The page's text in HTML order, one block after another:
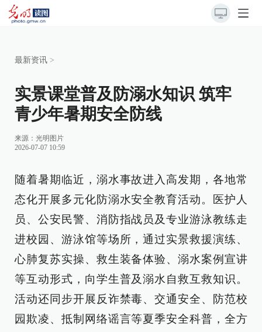
最新资讯 >
实景课堂普及防溺水知识 筑牢
青少年暑期安全防线
来源： 光明图片
2026-07-07 10:59
随着暑期临近，溺水事故进入高发期，各地常
态化开展多元化防溺水安全教育活动。医护人
员、公安民警、消防指战员及专业游泳教练走
进校园、游泳馆等场所，通过实景救援演练、
心肺复苏实操、救生装备体验、溺水案例宣讲
等互动形式，向学生普及溺水自救互救知识。
活动还同步开展反诈禁毒、交通安全、防范校
园欺凌、抵制网络谣言等夏季安全科普，全方